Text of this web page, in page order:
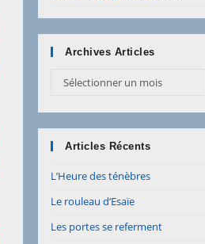
Archives Articles
Archives
Sélectionner un mois
Articles Récents
L’Heure des ténèbres
Le rouleau d’Esaïe
Les portes se referment